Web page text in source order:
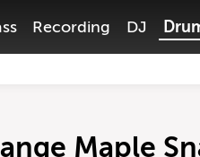
Recording DJ
Maple